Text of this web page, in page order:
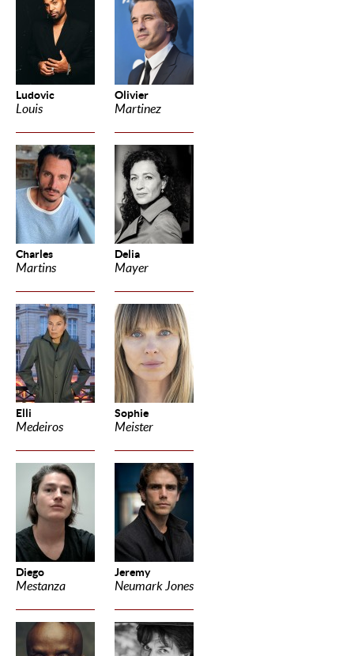
Ludovic
Louis
Olivier
Martinez
Charles
Martins
Delia
Mayer
Elli
Medeiros
Sophie
Meister
Diego
Mestanza
Jeremy
Neumark Jones